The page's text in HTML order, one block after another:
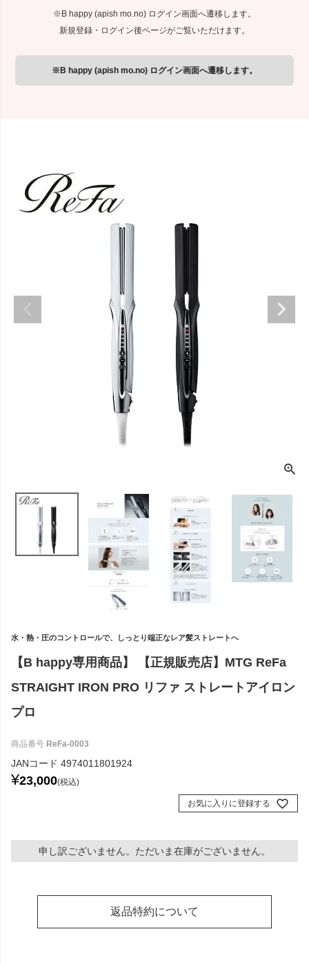
※B happy (apish mo.no) ログイン画面へ遷移します。
新規登録・ログイン後ページがご覧いただけます。
※B happy (apish mo.no) ログイン画面へ遷移します。
水・熱・圧のコントロールで、しっとり端正なレア髪ストレートへ
【B happy専用商品】 【正規販売店】MTG ReFa
STRAIGHT IRON PRO リファ ストレートアイロン
プロ
商品番号 ReFa-0003
JANコード 4974011801924
¥23,000 税込
お気に入りに登録する
申し訳ございません。ただいま在庫がございません。
返品特約について